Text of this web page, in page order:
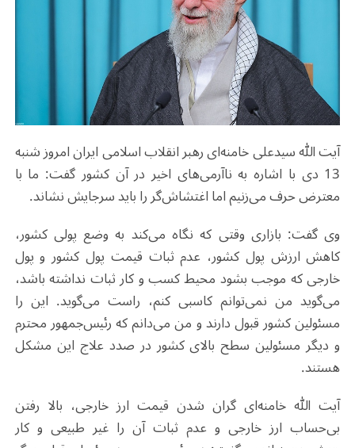
آیت الله سیدعلی خامنه‌ای رهبر انقلاب اسلامی ایران امروز شنبه
13 دی با اشاره به ناآرمی‌های اخیر در آن کشور گفت: ما با
معترض حرف می‌زنیم اما اغتشاش‌گر را باید سرجایش نشاند.
وی گفت: بازاری وقتی که نگاه می‌کند به وضع پولی کشور،
کاهش ارزش پول کشور، عدم ثبات قیمت پول کشور و پول
خارجی که موجب بشود محیط کسب و کار ثبات نداشته باشد،
می‌گوید من نمی‌توانم کاسبی کنم، راست می‌گوید. این را
مسئولین کشور قبول دارند و من می‌دانم که رئیس‌جمهور محترم
و دیگر مسئولین سطح بالای کشور در صدد علاج این مشکل
هستند.
آیت الله خامنه‌ای گران شدن قیمت ارز خارجی، بالا رفتن
بی‌حساب ارز خارجی و عدم ثبات آن را غیر طبیعی و کار